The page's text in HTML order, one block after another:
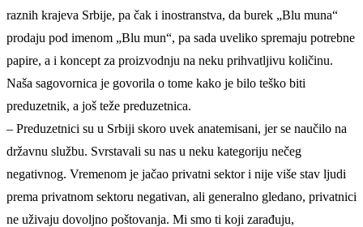
raznih krajeva Srbije, pa čak i inostranstva, da burek „Blu muna“
prodaju pod imenom „Blu mun“, pa sada uveliko spremaju potrebne
papire, a i koncept za proizvodnju na neku prihvatljivu količinu.
Naša sagovornica je govorila o tome kako je bilo teško biti
preduzetnik, a još teže preduzetnica.
– Preduzetnici su u Srbiji skoro uvek anatemisani, jer se naučilo na
državnu službu. Svrstavali su nas u neku kategoriju nečeg
negativnog. Vremenom je jačao privatni sektor i nije više stav ljudi
prema privatnom sektoru negativan, ali generalno gledano, privatnici
ne uživaju dovoljno poštovanja. Mi smo ti koji zarađuju,